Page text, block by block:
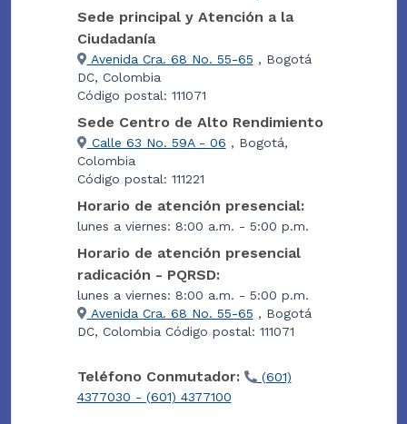
Sede principal y Atención a la
Ciudadanía
Avenida Cra. 68 No. 55-65 , Bogotá
DC, Colombia
Código postal: 111071
Sede Centro de Alto Rendimiento
Calle 63 No. 59A - 06 , Bogotá,
Colombia
Código postal: 111221
Horario de atención presencial:
lunes a viernes: 8:00 a.m. - 5:00 p.m.
Horario de atención presencial
radicación - PQRSD:
lunes a viernes: 8:00 a.m. - 5:00 p.m.
Avenida Cra. 68 No. 55-65 , Bogotá
DC, Colombia Código postal: 111071
Teléfono Conmutador:
(601)
4377030 - (601) 4377100